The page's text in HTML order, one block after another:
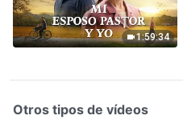
1:59:34
Otros tipos de vídeos